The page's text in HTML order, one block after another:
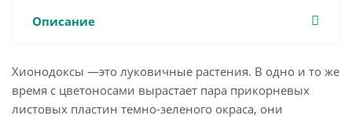
Описание
Хионодоксы ―это луковичные растения. В одно и то же
время с цветоносами вырастает пара прикорневых
листовых пластин темно-зеленого окраса, они